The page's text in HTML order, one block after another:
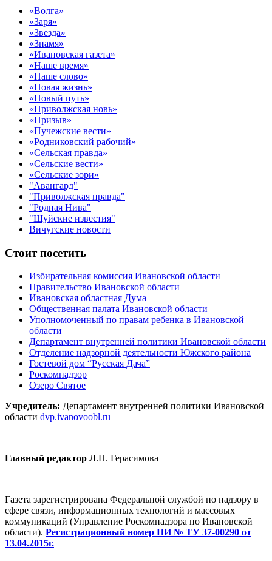
«Волга»
«Заря»
«Звезда»
«Знамя»
«Ивановская газета»
«Наше время»
«Наше слово»
«Новая жизнь»
«Новый путь»
«Приволжская новь»
«Призыв»
«Пучежские вести»
«Родниковский рабочий»
«Сельская правда»
«Сельские вести»
«Сельские зори»
"Авангард"
"Приволжская правда"
"Родная Нива"
"Шуйские известия"
Вичугские новости
Стоит посетить
Избирательная комиссия Ивановской области
Правительство Ивановской области
Ивановская областная Дума
Общественная палата Ивановской области
Уполномоченный по правам ребенка в Ивановской
области
Департамент внутренней политики Ивановской области
Отделение надзорной деятельности Южского района
Гостевой дом “Русская Дача”
Роскомнадзор
Озеро Святое
Учредитель: Департамент внутренней политики Ивановской
области dvp.ivanovoobl.ru
Главный редактор Л.Н. Герасимова
Газета зарегистрирована Федеральной службой по надзору в
сфере связи, информационных технологий и массовых
коммуникаций (Управление Роскомнадзора по Ивановской
области). Регистрационный номер ПИ № ТУ 37-00290 от
13.04.2015г.